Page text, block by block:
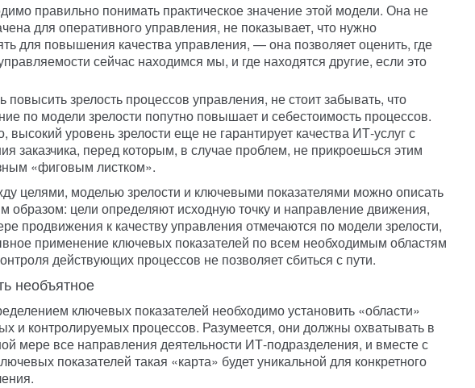
правильно понимать практическое значение этой модели. Она не
для оперативного управления, не показывает, что нужно
для повышения качества управления, — она позволяет оценить, где
сейчас находимся мы, и где находятся другие, если это
повысить зрелость процессов управления, не стоит забывать, что
по модели зрелости попутно повышает и себестоимость процессов.
высокий уровень зрелости еще не гарантирует качества ИТ-услуг с
заказчика, перед которым, в случае проблем, не прикроешься этим
«фиговым листком».
целями, моделью зрелости и ключевыми показателями можно описать
образом: цели определяют исходную точку и направление движения,
продвижения к качеству управления отмечаются по модели зрелости,
применение ключевых показателей по всем необходимым областям
действующих процессов не позволяет сбиться с пути.
необъятное
ключевых показателей необходимо установить «области»
и контролируемых процессов. Разумеется, они должны охватывать в
мере все направления деятельности ИТ-подразделения, и вместе с
показателей такая «карта» будет уникальной для конкретного